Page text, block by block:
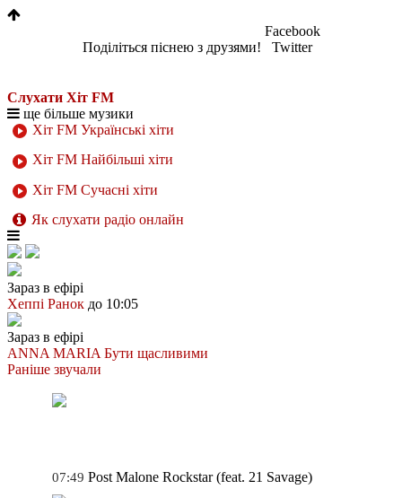
Поділіться піснею з друзями!
Facebook
Twitter
Слухати Хіт FM
ще більше музики
Хіт FM Українські хіти
Хіт FM Найбільші хіти
Хіт FM Сучасні хіти
Як слухати радіо онлайн
Зараз в ефірі
Хеппі Ранок до 10:05
Зараз в ефірі
ANNA MARIA Бути щасливими
Раніше звучали
07:49 Post Malone Rockstar (feat. 21 Savage)